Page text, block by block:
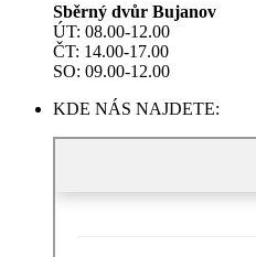
Sběrný dvůr Bujanov
ÚT: 08.00-12.00
ČT: 14.00-17.00
SO: 09.00-12.00
KDE NÁS NAJDETE: